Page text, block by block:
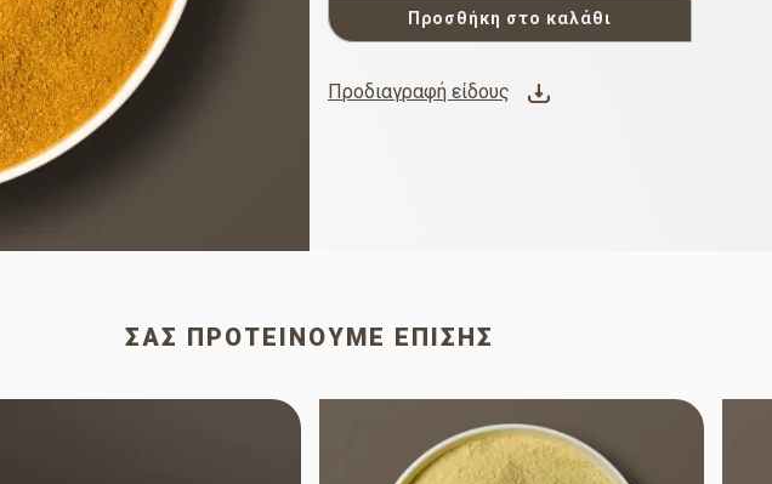
Προσθήκη στο καλάθι
Προδιαγραφή είδους
ΣΑΣ ΠΡΟΤΕΊΝΟΥΜΕ ΕΠΊΣΗΣ